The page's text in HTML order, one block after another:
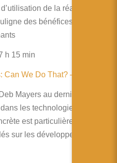
de la réalité
des bénéfices de cette
h 15 min
We Do That? – YouTube
Mayers au dernier AWE
les technologies
est particulièrement
sur les développements